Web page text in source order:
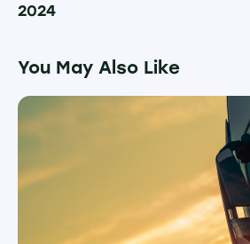
2024
You May Also Like